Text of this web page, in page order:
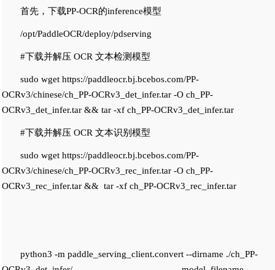
首先，下载PP-OCR的inference模型
/opt/PaddleOCR/deploy/pdserving
#下载并解压 OCR 文本检测模型
sudo wget https://paddleocr.bj.bcebos.com/PP-
OCRv3/chinese/ch_PP-OCRv3_det_infer.tar -O ch_PP-
OCRv3_det_infer.tar && tar -xf ch_PP-OCRv3_det_infer.tar
#下载并解压 OCR 文本识别模型
sudo wget https://paddleocr.bj.bcebos.com/PP-
OCRv3/chinese/ch_PP-OCRv3_rec_infer.tar -O ch_PP-
OCRv3_rec_infer.tar && tar -xf ch_PP-OCRv3_rec_infer.tar
python3 -m paddle_serving_client.convert --dirname ./ch_PP-